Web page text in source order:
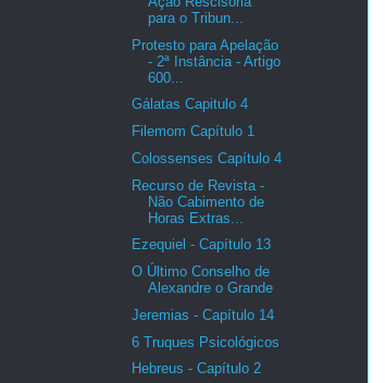
para o Tribun...
Protesto para Apelação
- 2ª Instância - Artigo
600...
Gálatas Capitulo 4
Filemom Capítulo 1
Colossenses Capítulo 4
Recurso de Revista -
Não Cabimento de
Horas Extras...
Ezequiel - Capítulo 13
O Último Conselho de
Alexandre o Grande
Jeremias - Capítulo 14
6 Truques Psicológicos
Hebreus - Capítulo 2